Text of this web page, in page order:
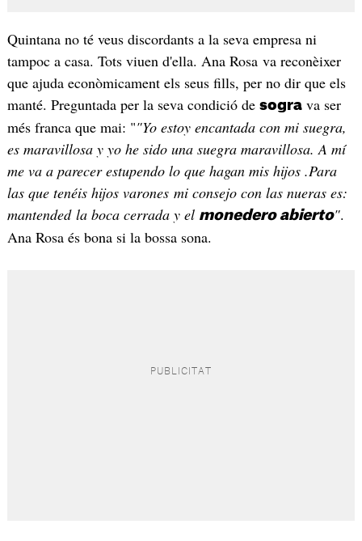
Quintana no té veus discordants a la seva empresa ni
tampoc a casa. Tots viuen d'ella. Ana Rosa va reconèixer
que ajuda econòmicament els seus fills, per no dir que els
manté. Preguntada per la seva condició de sograva ser
més franca que mai: ""Yo estoy encantada con mi suegra,
es maravillosa y yo he sido una suegra maravillosa. A mí
me va a parecer estupendo lo que hagan mis hijos .Para
las que tenéis hijos varones mi consejo con las nueras es:
mantended la boca cerrada y el monedero abierto".
Ana Rosa és bona si la bossa sona.